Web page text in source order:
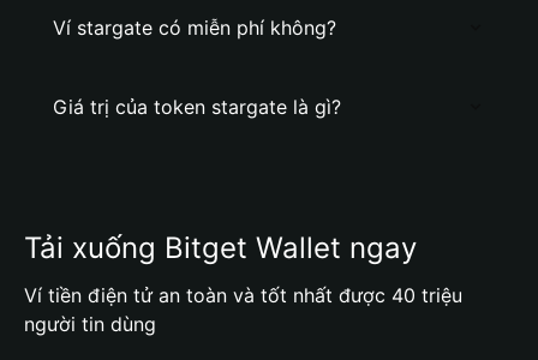
Ví stargate có miễn phí không?
Giá trị của token stargate là gì?
Tải xuống Bitget Wallet ngay
Ví tiền điện tử an toàn và tốt nhất được 40 triệu
người tin dùng